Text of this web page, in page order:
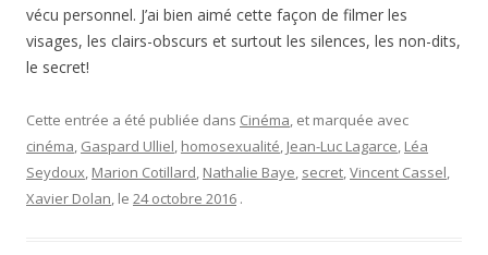
vécu personnel. J’ai bien aimé cette façon de filmer les
visages, les clairs-obscurs et surtout les silences, les non-dits,
le secret!
Cette entrée a été publiée dans Cinéma, et marquée avec
cinéma, Gaspard Ulliel, homosexualité, Jean-Luc Lagarce, Léa
Seydoux, Marion Cotillard, Nathalie Baye, secret,Vincent Cassel,
Xavier Dolan, le 24 octobre 2016 .